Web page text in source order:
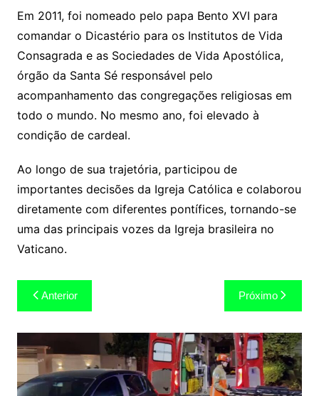
Em 2011, foi nomeado pelo papa Bento XVI para
comandar o Dicastério para os Institutos de Vida
Consagrada e as Sociedades de Vida Apostólica,
órgão da Santa Sé responsável pelo
acompanhamento das congregações religiosas em
todo o mundo. No mesmo ano, foi elevado à
condição de cardeal.
Ao longo de sua trajetória, participou de
importantes decisões da Igreja Católica e colaborou
diretamente com diferentes pontífices, tornando-se
uma das principais vozes da Igreja brasileira no
Vaticano.
Navegação
de
Post
Anterior Próximo